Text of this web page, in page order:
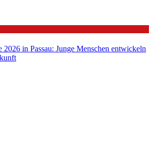
2026 in Passau: Junge Menschen entwickeln